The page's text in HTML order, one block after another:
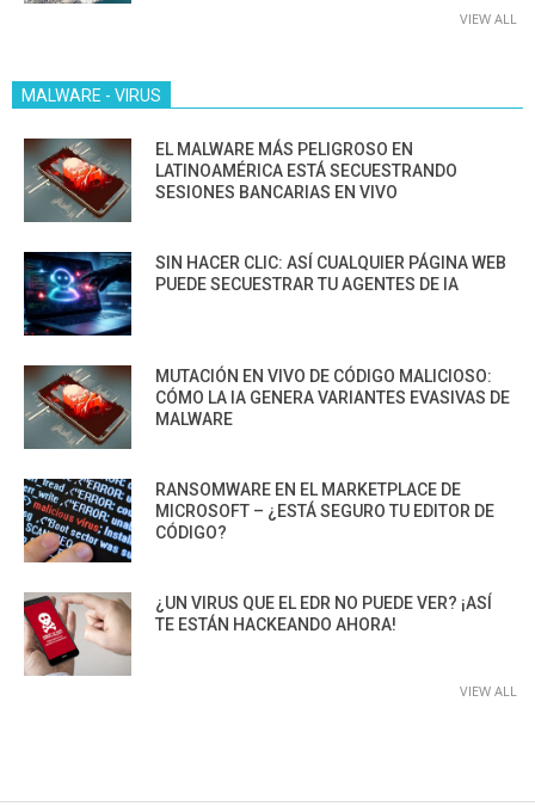
VIEW ALL
MALWARE - VIRUS
EL MALWARE MÁS PELIGROSO EN
LATINOAMÉRICA ESTÁ SECUESTRANDO
SESIONES BANCARIAS EN VIVO
SIN HACER CLIC: ASÍ CUALQUIER PÁGINA WEB
PUEDE SECUESTRAR TU AGENTES DE IA
MUTACIÓN EN VIVO DE CÓDIGO MALICIOSO:
CÓMO LA IA GENERA VARIANTES EVASIVAS DE
MALWARE
RANSOMWARE EN EL MARKETPLACE DE
MICROSOFT – ¿ESTÁ SEGURO TU EDITOR DE
CÓDIGO?
¿UN VIRUS QUE EL EDR NO PUEDE VER? ¡ASÍ
TE ESTÁN HACKEANDO AHORA!
VIEW ALL